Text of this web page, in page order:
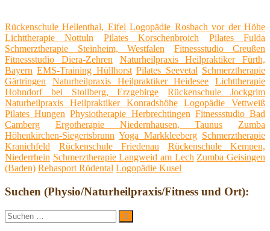
Rückenschule Hellenthal, Eifel Logopädie Rosbach vor der Höhe
Lichttherapie Nottuln
Pilates Korschenbroich
Pilates Fulda
Schmerztherapie Steinheim, Westfalen
Fitnessstudio Creußen
Fitnessstudio Diera-Zehren
Naturheilpraxis Heilpraktiker Fürth,
Bayern EMS-Training Hüllhorst Pilates Seevetal Schmerztherapie
Gärtringen
Naturheilpraxis Heilpraktiker Heidesee
Lichttherapie
Hohndorf bei Stollberg, Erzgebirge
Rückenschule Jockgrim
Naturheilpraxis Heilpraktiker Konradshöhe
Logopädie Vettweiß
Pilates Hungen Physiotherapie Herbrechtingen Fitnessstudio Bad
Camberg
Ergotherapie Niedernhausen, Taunus
Zumba
Höhenkirchen-Siegertsbrunn Yoga Markkleeberg Schmerztherapie
Kranichfeld
Rückenschule Friedenau
Rückenschule Kempen,
Niederrhein Schmerztherapie Langweid am Lech Zumba Geisingen
(Baden) Rehasport Rödental Logopädie Kusel
Suchen (Physio/Naturheilpraxis/Fitness und Ort):
Suche
nach:
Suchen